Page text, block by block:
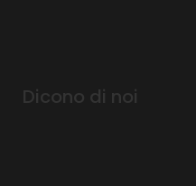
Dicono di noi